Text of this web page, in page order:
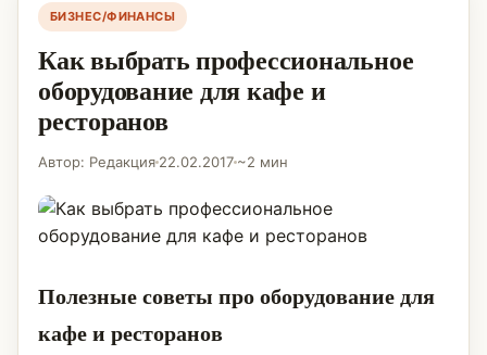
БИЗНЕС/ФИНАНСЫ
Как выбрать профессиональное
оборудование для кафе и
ресторанов
Автор: Редакция 22.02.2017 ~2 мин
Полезные советы про оборудование для
кафе и ресторанов